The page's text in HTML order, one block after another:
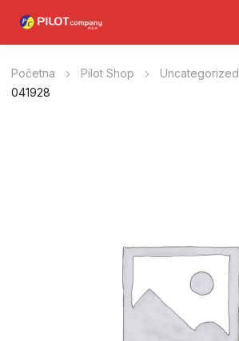
Početna Pilot Shop Uncategorized
041928